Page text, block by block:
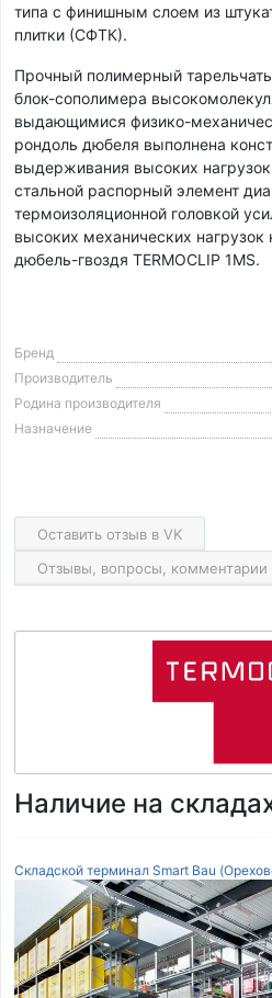
типа с финишным слоем из
плитки (СФТК).
Прочный полимерный
блок-сополимера
выдающимися физико-
рондоль дюбеля выполнена
выдерживания высоких
стальной распорный элемент
термоизоляционной головкой
высоких механических нагрузок
дюбель-гвоздя TERMOCLIP 1MS.
Бренд
Производитель
Родина производителя
Назначение
Оставить отзыв в VK
Отзывы, вопросы, комментарии
Наличие на
Складской терминал Smart Bau